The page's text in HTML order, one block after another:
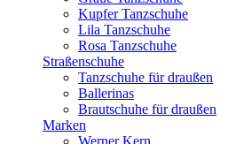
Kupfer Tanzschuhe
Lila Tanzschuhe
Rosa Tanzschuhe
Straßenschuhe
Tanzschuhe für draußen
Ballerinas
Brautschuhe für draußen
Marken
Werner Kern